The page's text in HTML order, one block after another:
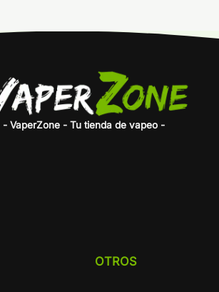
- VaperZone - Tu tienda de vapeo -
OTROS